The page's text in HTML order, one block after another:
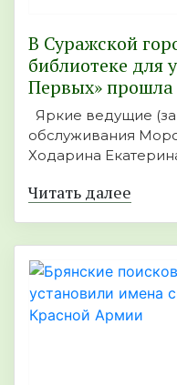
В Суражской
библиотеке для
Первых»
Яркие ведущие
обслуживания
Ходарина
Читать далее